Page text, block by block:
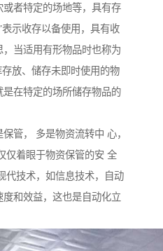
者特定的场地等，具有存
示收存以备使用，具有收
当适用有形物品时也称为
放、储存未即时使用的物
在特定的场所储存物品的
管， 多是物资流转中 心，
仅着眼于物资保管的安 全
代技术，如信息技术，自动
和效益，这也是自动化立